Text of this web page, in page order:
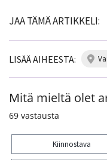
JAA TÄMÄ ARTIKKELI:
LISÄÄ AIHEESTA:
Mitä mieltä olet
69 vastausta
Kiinnostava